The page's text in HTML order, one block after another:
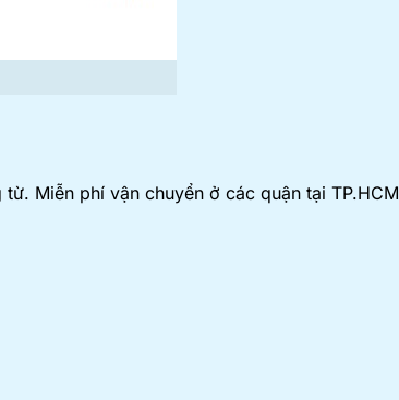
Miễn phí vận chuyển ở các quận tại TP.HCM